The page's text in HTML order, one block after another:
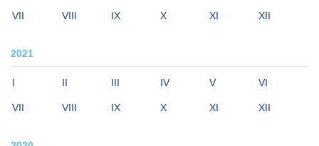
VII VIII IX X XI XII
2021
I II III IV V VI
VII VIII IX X XI XII